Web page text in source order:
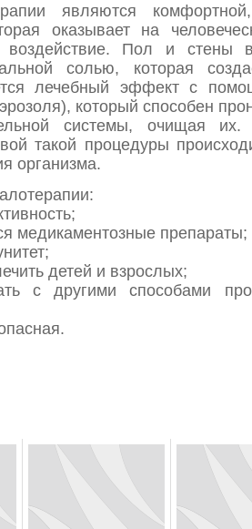
являются
оказывает на
воздействие. Пол и стены
солью, которая
лечебный эффект с
который способен
системы, очищая
такой процедуры
организма.
медикаментозные препараты;
детей и взрослых;
с другими способами